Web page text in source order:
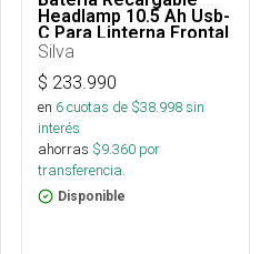
Headlamp 10.5 Ah Usb-
C Para Linterna Frontal
Silva
$ 233.990
en 6cuotas de $38.998sin
interés
ahorras $9.360 por
transferencia.
Disponible